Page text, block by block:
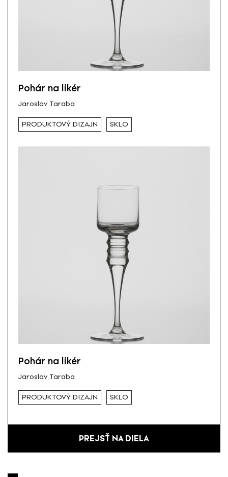
Pohár na likér
Jaroslav Taraba
PRODUKTOVÝ DIZAJN SKLO
Pohár na likér
Jaroslav Taraba
PRODUKTOVÝ DIZAJN SKLO
PREJSŤ NA DIELA